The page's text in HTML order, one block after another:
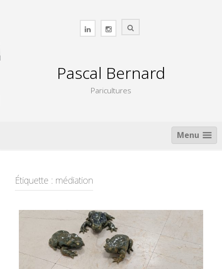
Pascal Bernard
Paricultures
Menu
Étiquette : médiation
Exposition Après Lothar
VIEW